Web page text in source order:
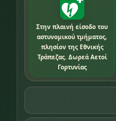
Στην πλαινή είσοδο του
αστυνομικού τμήματος,
πλησίον της Εθνικής
Τράπεζας. Δωρεά Αετοί
Γορτυνίας